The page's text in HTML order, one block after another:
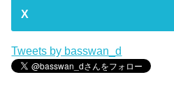
X
Tweets by basswan_d